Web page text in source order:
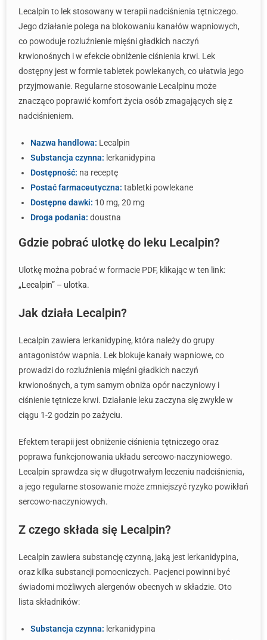
Lecalpin to lek stosowany w terapii nadciśnienia tętniczego.
Jego działanie polega na blokowaniu kanałów wapniowych,
co powoduje rozluźnienie mięśni gładkich naczyń
krwionośnych i w efekcie obniżenie ciśnienia krwi. Lek
dostępny jest w formie tabletek powlekanych, co ułatwia jego
przyjmowanie. Regularne stosowanie Lecalpinu może
znacząco poprawić komfort życia osób zmagających się z
nadciśnieniem.
Nazwa handlowa: Lecalpin
Substancja czynna: lerkanidypina
Dostępność: na receptę
Postać farmaceutyczna: tabletki powlekane
Dostępne dawki: 10 mg, 20 mg
Droga podania: doustna
Gdzie pobrać ulotkę do leku Lecalpin?
Ulotkę można pobrać w formacie PDF, klikając w ten link:
„Lecalpin” – ulotka.
Jak działa Lecalpin?
Lecalpin zawiera lerkanidypinę, która należy do grupy
antagonistów wapnia. Lek blokuje kanały wapniowe, co
prowadzi do rozluźnienia mięśni gładkich naczyń
krwionośnych, a tym samym obniża opór naczyniowy i
ciśnienie tętnicze krwi. Działanie leku zaczyna się zwykle w
ciągu 1-2 godzin po zażyciu.
Efektem terapii jest obniżenie ciśnienia tętniczego oraz
poprawa funkcjonowania układu sercowo-naczyniowego.
Lecalpin sprawdza się w długotrwałym leczeniu nadciśnienia,
a jego regularne stosowanie może zmniejszyć ryzyko powikłań
sercowo-naczyniowych.
Z czego składa się Lecalpin?
Lecalpin zawiera substancję czynną, jaką jest lerkanidypina,
oraz kilka substancji pomocniczych. Pacjenci powinni być
świadomi możliwych alergenów obecnych w składzie. Oto
lista składników:
Substancja czynna: lerkanidypina